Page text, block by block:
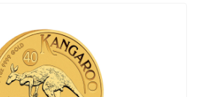
Цена выкупа
92 173 Руб.